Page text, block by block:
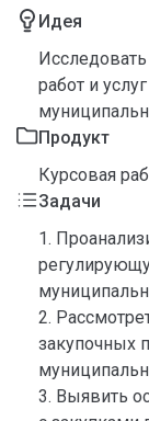
Идея
работ и
Продукт
Курсовая
Задачи
1.
2.
закупочных
3. Выявить